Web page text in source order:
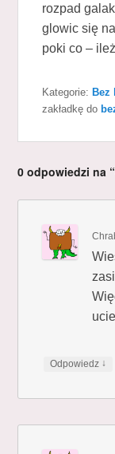
rozpad
glowic się
poki co –
Kategorie: Bez
zakładkę do
0 odpowiedzi na
Odpowiedz ↓